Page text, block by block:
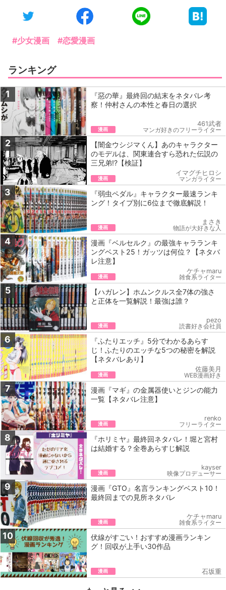
#少女漫画 #恋愛漫画
ランキング
1
『惡の華』最終回の結末をネタバレ考
察！仲村さんの本性と春日の選択
漫画
461武者
マンガ好きのフリーライター
2
【闇金ウシジマくん】あのキャラクター
のモデルは、関東連合すら恐れた伝説の
三兄弟!?【検証】
漫画
イマグチヒロシ
マンガライター
3
『弱虫ペダル』キャラクター最速ランキ
ング！タイプ別に6位まで徹底解説！
漫画
まさき
物語が大好きな人
4
漫画『ベルセルク』の最強キャラランキ
ングベスト25！ガッツは何位？【ネタバ
レ注意】
漫画
ケチャmaru
雑食系ライター
5
【ハガレン】ホムンクルス全7体の強さ
と正体を一覧解説！最強は誰？
漫画
pezo
読書好き会社員
6
『ふたりエッチ』5‌分‌で‌わ‌か‌る‌あらす
じ！‌ふたりのエッチな5つの秘密を解説
【ネ‌タ‌バ‌レ‌あ‌り】
漫画
佐藤美月
WEB漫画好き
7
漫画『マギ』の金属器使いとジンの能力
一覧【ネタバレ注意】
漫画
renko
フリーライター
8
『ホリミヤ』最終回ネタバレ！堀と宮村
は結婚する？全巻あらすじ解説
漫画
kayser
映像プロデューサー
9
漫画『GTO』名言ランキングベスト10！
最終回までの見所ネタバレ
漫画
ケチャmaru
雑食系ライター
10
伏線がすごい！おすすめ漫画ランキン
グ！回収が上手い30作品
漫画 石坂重